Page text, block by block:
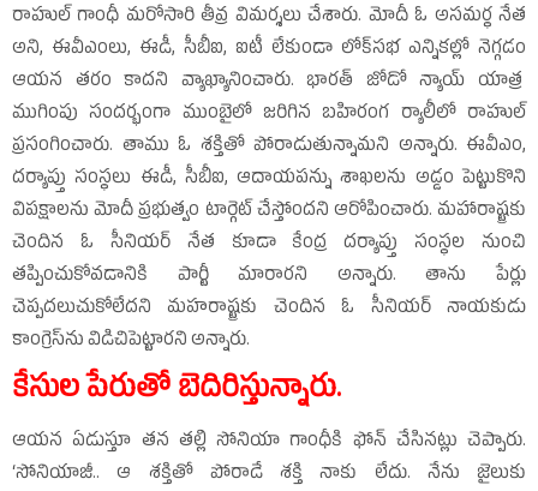
రాహుల్‌ గాంధీ మరోసారి తీవ్ర విమర్శలు చేశారు. మోదీ ఓ అసమర్థ నేత
అని, ఈవీఎంలు, ఈడీ, సీబీఐ, ఐటీ లేకుండా లోక్‌సభ ఎన్నికల్లో నెగ్గడం
ఆయన తరం కాదని వ్యాఖ్యానించారు. భారత్‌ జోడో న్యాయ్‌ యాత్ర
ముగింపు సందర్భంగా ముంబైలో జరిగిన బహిరంగ ర్యాలీలో రాహుల్‌
ప్రసంగించారు. తాము ఓ శక్తితో పోరాడుతున్నామని అన్నారు. ఈవీఎం,
దర్యాప్తు సంస్థలు ఈడీ, సీబీఐ, ఆదాయపన్ను శాఖలను అడ్డం పెట్టుకొని
విపక్షాలను మోదీ ప్రభుత్వం టార్గెట్‌ చేస్తోందని ఆరోపించారు. మహారాష్ట్రకు
చెందిన ఓ సీనియర్‌ నేత కూడా కేంద్ర దర్యాప్తు సంస్థల నుంచి
తప్పించుకోవడానికి పార్టీ మారారని అన్నారు. తాను పేర్లు
చెప్పదలుచుకోలేదని మహరాష్ట్రకు చెందిన ఓ సీనియర్‌ నాయకుడు
కాంగ్రెస్‌ను విడిచిపెట్టారని అన్నారు.
కేసుల పేరుతో బెదిరిస్తున్నారు.
ఆయన ఏడుస్తూ తన తల్లి సోనియా గాంధీకి ఫోన్‌ చేసినట్లు చెప్పారు.
‘సోనియాజీ.. ఆ శక్తితో పోరాడే శక్తి నాకు లేదు. నేను జైలుకు